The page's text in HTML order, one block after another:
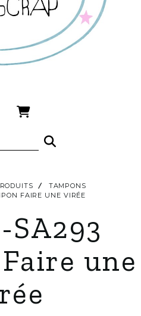
TAMPONS
FAIRE UNE VIRÉE
SA293
une